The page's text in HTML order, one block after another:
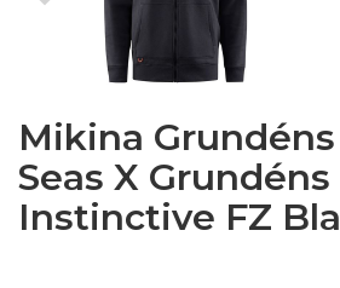
Mikina
Seas X Grundéns
Instinctive FZ